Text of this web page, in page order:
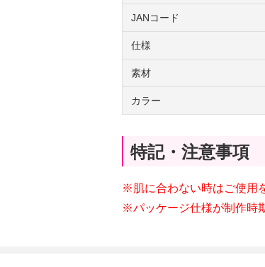
JANコード
仕様
素材
カラー
特記・注意事項
※肌に合わない時はご使用
※パッケージ仕様が制作時